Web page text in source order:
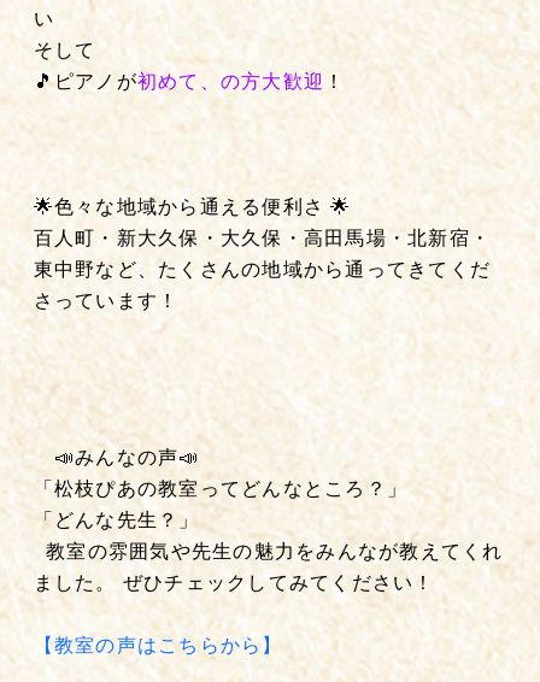
い
そして
🎵ピアノが初めて、の方大歓迎 ！
🌟色々な地域から通える便利さ 🌟
百人町・新大久保・大久保・高田馬場・北新宿・
東中野など、たくさんの地域から通ってきてくだ
さっています！
📣みんなの声📣
「松枝ぴあの教室ってどんなところ？」
「どんな先生？」
教室の雰囲気や先生の魅力をみんなが教えてくれ
ました。 ぜひチェックしてみてください！
【教室の声はこちらから】